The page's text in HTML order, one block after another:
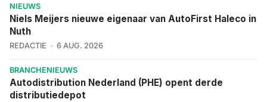
NIEUWS
Niels Meijers nieuwe eigenaar van AutoFirst Haleco in
Nuth
REDACTIE 6 AUG. 2026
BRANCHENIEUWS
Autodistribution Nederland (PHE) opent derde
distributiedepot